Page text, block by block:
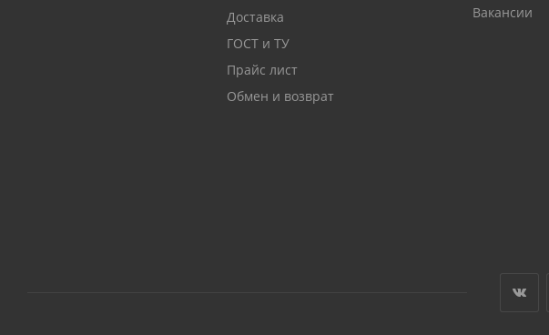
Доставка
ГОСТ и ТУ
Прайс лист
Обмен и возврат
Вакансии